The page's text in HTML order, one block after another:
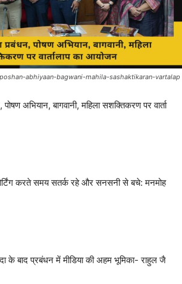
abhiyaan-bagwani-mahila-sashaktikaran-vartalap
अभियान, बागवानी, महिला सशक्तिकरण पर वार्ता
करते समय सतर्क रहे और सनसनी से बचे: मनमोह
बाद प्रबंधन में मीडिया की अहम भूमिका- राहुल जै